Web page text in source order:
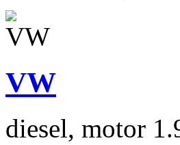
VW
diesel, motor